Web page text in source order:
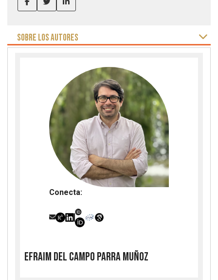
SOBRE LOS AUTORES
Conecta:
Efraim del Campo Parra Muñoz